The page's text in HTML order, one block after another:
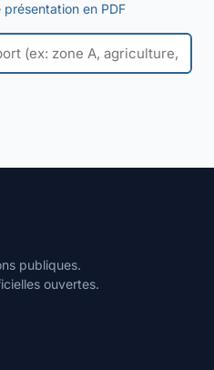
en PDF
publiques.
ouvertes.